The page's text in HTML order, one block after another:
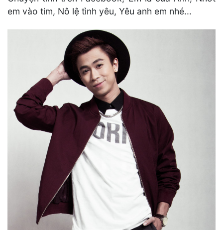
em vào tim, Nô lệ tình yêu, Yêu anh em nhé...